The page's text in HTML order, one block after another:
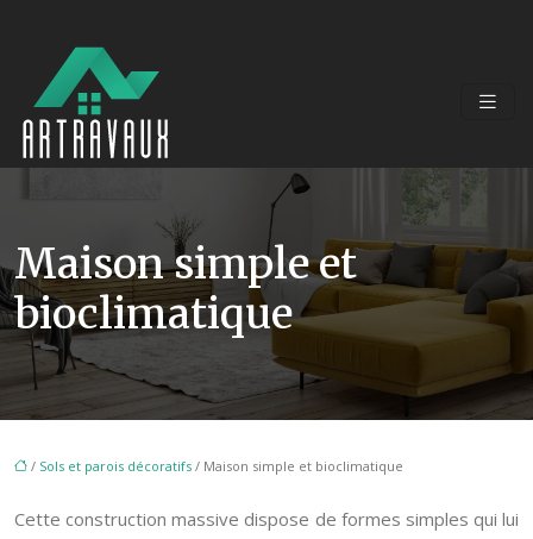
Maison simple et
bioclimatique
/ Sols et parois décoratifs / Maison simple et bioclimatique
Cette construction massive dispose de formes simples qui lui